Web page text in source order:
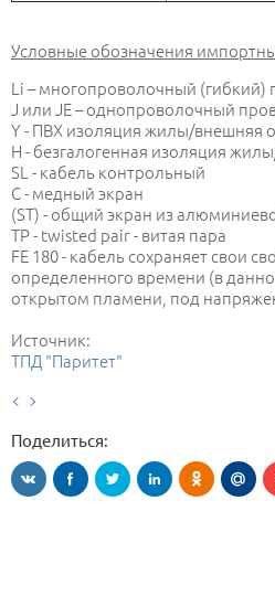
Условные обозначения
Li – многопроволочный (гибкий)
J или JE – однопроволочный
Y - ПВХ изоляция жилы/внешняя
H - безгалогенная изоляция
SL - кабель контрольный
C - медный экран
(ST) - общий экран из
TP - twisted pair - витая пара
FE 180 - кабель сохраняет свои
определенного времени (в
открытом пламени, под
Источник:
ТПД "Паритет"
Поделиться: